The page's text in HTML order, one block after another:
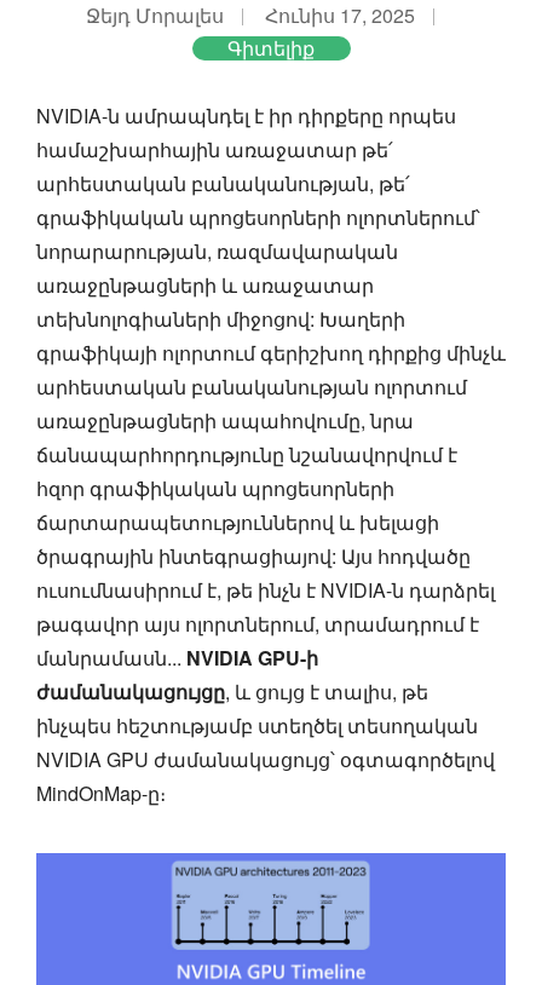
Ջեյդ Մորալես
Հունիս 17, 2025
Գիտելիք
NVIDIA-ն ամրապնդել է իր դիրքերը որպես
համաշխարհային առաջատար թե՛
արհեստական բանականության, թե՛
գրաֆիկական պրոցեսորների ոլորտներում՝
նորարարության, ռազմավարական
առաջընթացների և առաջատար
տեխնոլոգիաների միջոցով: Խաղերի
գրաֆիկայի ոլորտում գերիշխող դիրքից մինչև
արհեստական բանականության ոլորտում
առաջընթացների ապահովումը, նրա
ճանապարհորդությունը նշանավորվում է
հզոր գրաֆիկական պրոցեսորների
ճարտարապետություններով և խելացի
ծրագրային ինտեգրացիայով: Այս հոդվածը
ուսումնասիրում է, թե ինչն է NVIDIA-ն դարձրել
թագավոր այս ոլորտներում, տրամադրում է
մանրամասն... NVIDIA GPU-ի
ժամանակացույցը, և ցույց է տալիս, թե
ինչպես հեշտությամբ ստեղծել տեսողական
NVIDIA GPU ժամանակացույց՝ օգտագործելով
MindOnMap-ը։